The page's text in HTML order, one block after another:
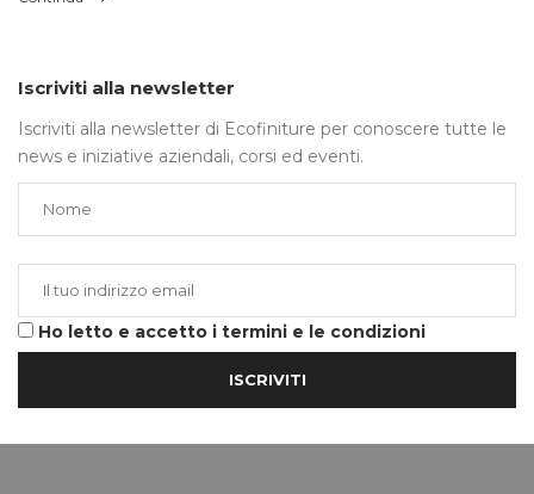
Iscriviti alla newsletter
Iscriviti alla newsletter di Ecofiniture per conoscere tutte le
news e iniziative aziendali, corsi ed eventi.
Ho letto e accetto i termini e le condizioni